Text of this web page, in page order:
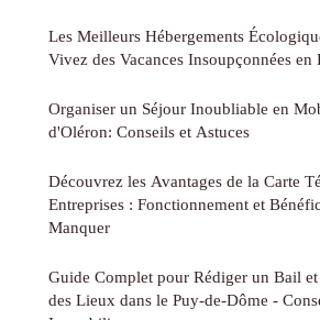
Les Meilleurs Hébergements
Vivez des Vacances Insoupçonnées en
Organiser un Séjour Inoubliable en
d'Oléron: Conseils et Astuces
Découvrez les Avantages de la Carte
Entreprises : Fonctionnement et
Manquer
Guide Complet pour Rédiger un Bail
des Lieux dans le Puy-de-Dôme -